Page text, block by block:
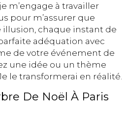
m’engage à travailler
pour m’assurer que
chaque instant de
adéquation avec
de votre événement de
une idée ou un thème
le transformerai en réalité.
De Noël À Paris